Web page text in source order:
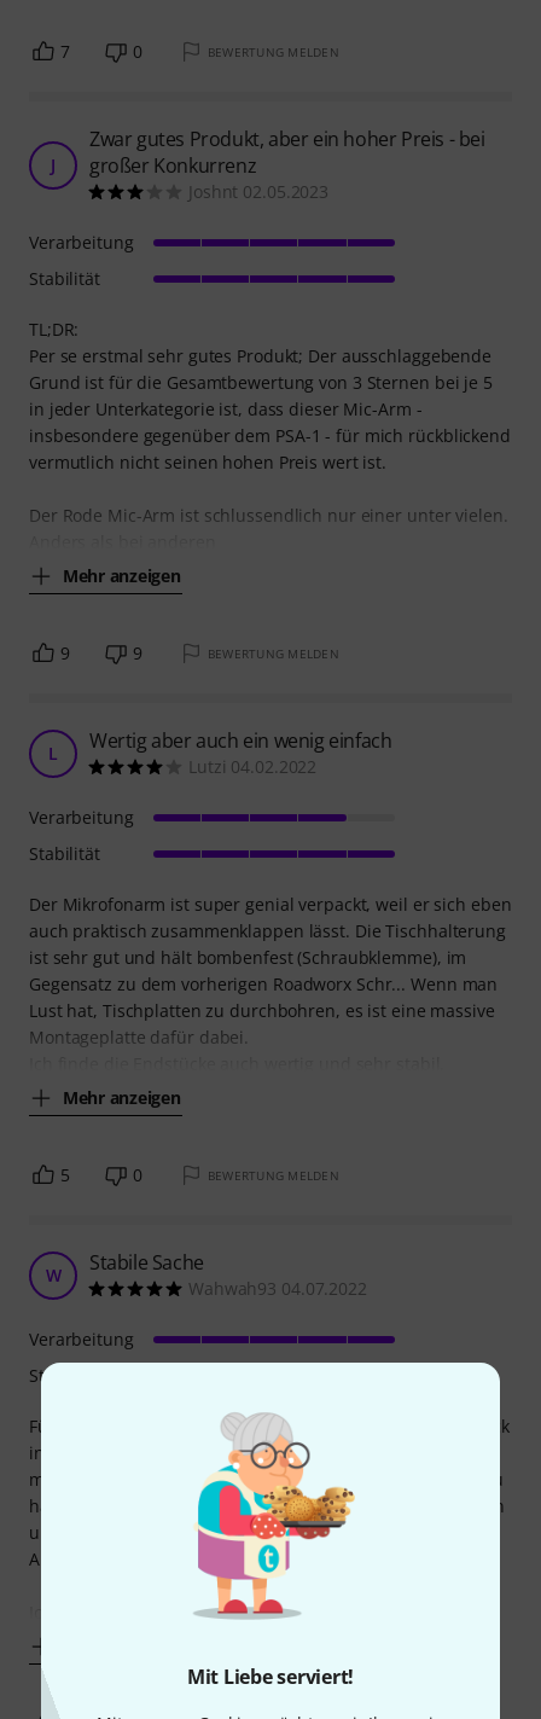
Mit Liebe serviert!
7 0 BEWERTUNG MELDEN
J
Zwar gutes Produkt, aber ein hoher Preis - bei
großer Konkurrenz
Joshnt 02.05.2023
TL;DR:
Per se erstmal sehr gutes Produkt; Der ausschlaggebende
Grund ist für die Gesamtbewertung von 3 Sternen bei je 5
in jeder Unterkategorie ist, dass dieser Mic-Arm -
insbesondere gegenüber dem PSA-1 - für mich rückblickend
vermutlich nicht seinen hohen Preis wert ist.
Der Rode Mic-Arm ist schlussendlich nur einer unter vielen.
Mehr anzeigen
Verarbeitung
Stabilität
9 9 BEWERTUNG MELDEN
L Wertig aber auch ein wenig einfach
Lutzi 04.02.2022
Der Mikrofonarm ist super genial verpackt, weil er sich eben
auch praktisch zusammenklappen lässt. Die Tischhalterung
ist sehr gut und hält bombenfest (Schraubklemme), im
Gegensatz zu dem vorherigen Roadworx Schr... Wenn man
Lust hat, Tischplatten zu durchbohren, es ist eine massive
Montageplatte dafür dabei.
Mehr anzeigen
Verarbeitung
Stabilität
5 0 BEWERTUNG MELDEN
W Stabile Sache
Wahwah93 04.07.2022
Für die wöchentliche Podcast Produktion, sowie als Talkback
in der Regie, nutze ich einfach gerne das SM7B. Klassiker,
muss man nicht viel dazu sagen. Aber das SM7B flexibel zu
halten, am Tag 5 mal in verschiedene Positione zu begeben
und das unkompliziert, da kann man dann schon größere
Abhandlungen schreiben.
Ich habe mir also den PSA1+ besorgt, lieber
Verarbeitung
Stabilität